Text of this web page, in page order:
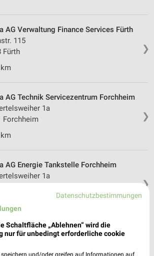
❯
AG Verwaltung Finance Services Fürth
115
Fürth
❯
AG Technik Servicezentrum Forchheim
1a
Forchheim
❯
AG Energie Tankstelle Forchheim
1a
Datenschutzbestimmungen
Schaltfläche „Ablehnen“ wird die
nur für unbedingt erforderliche cookie
und/oder greifen auf Informationen auf